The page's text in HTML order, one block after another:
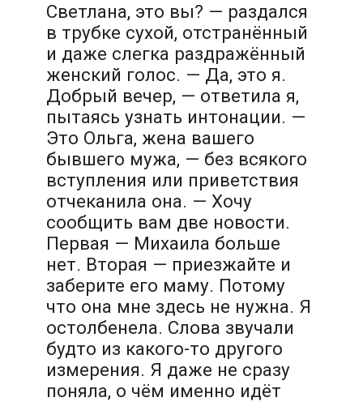
Светлана, это вы? — раздался
в трубке сухой, отстранённый
и даже слегка раздражённый
женский голос. — Да, это я.
Добрый вечер, — ответила я,
пытаясь узнать интонации. —
Это Ольга, жена вашего
бывшего мужа, — без всякого
вступления или приветствия
отчеканила она. — Хочу
сообщить вам две новости.
Первая — Михаила больше
нет. Вторая — приезжайте и
заберите его маму. Потому
что она мне здесь не нужна. Я
остолбенела. Слова звучали
будто из какого-то другого
измерения. Я даже не сразу
поняла, о чём именно идёт